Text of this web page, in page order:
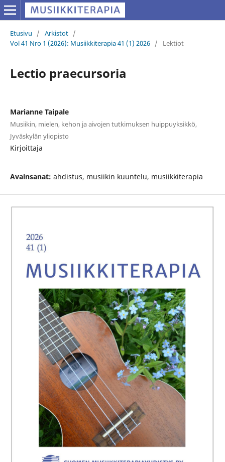
Etusivu / Arkistot /
Vol 41 Nro 1 (2026): Musiikkiterapia 41 (1) 2026 / Lektiot
Lectio praecursoria
Marianne Taipale
Musiikin, mielen, kehon ja aivojen tutkimuksen huippuyksikkö,
Jyväskylän yliopisto
Kirjoittaja
Avainsanat: ahdistus, musiikin kuuntelu, musiikkiterapia